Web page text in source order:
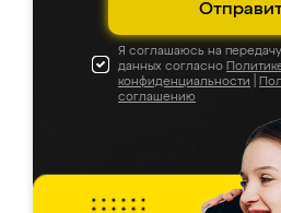
Я соглашаюсь на
данных согласно
конфиденциальности
соглашению